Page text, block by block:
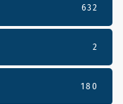
632
2
180